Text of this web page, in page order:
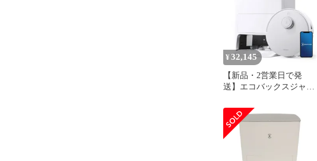
mini/N30 OMNI/DEEBOT
¥ 32,145
【新品・2営業日で発
送】エコバックスジャパ
ックス DEEBOT T20
OMNI DLX23 ホワイト×
シルバー